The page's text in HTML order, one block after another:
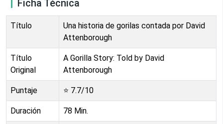
Ficha Técnica
Título
Una historia de gorilas contada por David
Attenborough
Título
Original
A Gorilla Story: Told by David
Attenborough
Puntaje ⭐ 7.7/10
Duración 78 Min.